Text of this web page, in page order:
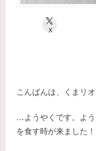
X
こんばんは、くまリオ
…ようやくです。よ
を食す時が来ました！